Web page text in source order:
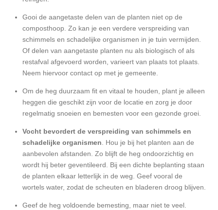
Gooi de aangetaste delen van de planten niet op de
composthoop. Zo kan je een verdere verspreiding van
schimmels en schadelijke organismen in je tuin vermijden.
Of delen van aangetaste planten nu als biologisch of als
restafval afgevoerd worden, varieert van plaats tot plaats.
Neem hiervoor contact op met je gemeente.
Om de heg duurzaam fit en vitaal te houden, plant je alleen
heggen die geschikt zijn voor de locatie en zorg je door
regelmatig snoeien en bemesten voor een gezonde groei.
Vocht bevordert de verspreiding van schimmels en
schadelijke organismen . Hou je bij het planten aan de
aanbevolen afstanden. Zo blijft de heg ondoorzichtig en
wordt hij beter geventileerd. Bij een dichte beplanting staan
de planten elkaar letterlijk in de weg. Geef vooral de
wortels water, zodat de scheuten en bladeren droog blijven.
Geef de heg voldoende bemesting, maar niet te veel.